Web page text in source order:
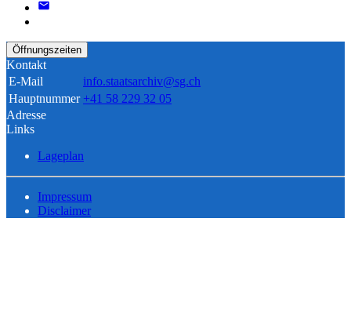
Öffnungszeiten
Kontakt
E-Mail
info.staatsarchiv@sg.ch
Hauptnummer +41 58 229 32 05
Adresse
Links
Lageplan
Impressum
Disclaimer